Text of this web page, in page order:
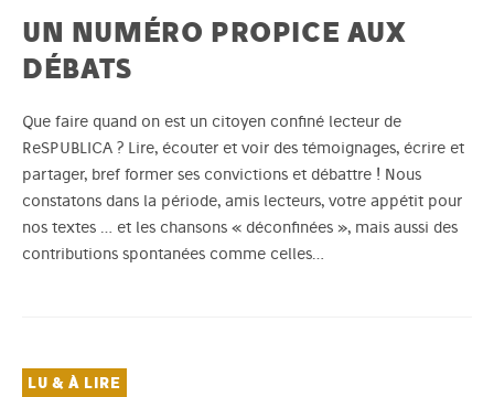
UN NUMÉRO PROPICE AUX
DÉBATS
Que faire quand on est un citoyen confiné lecteur de
ReSPUBLICA ? Lire, écouter et voir des témoignages, écrire et
partager, bref former ses convictions et débattre ! Nous
constatons dans la période, amis lecteurs, votre appétit pour
nos textes … et les chansons « déconfinées », mais aussi des
contributions spontanées comme celles…
LU & À LIRE